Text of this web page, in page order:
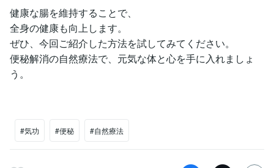
健康な腸を維持することで、
全身の健康も向上します。
ぜひ、今回ご紹介した方法を試してみてください。
便秘解消の自然療法で、元気な体と心を手に入れましょ
う。
#気功 #便秘 #自然療法